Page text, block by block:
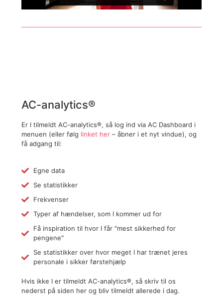
AC-analytics®
Er I tilmeldt AC-analytics®, så log ind via AC Dashboard i
menuen (eller følg linket her – åbner i et nyt vindue), og
få adgang til:
Egne data
Se statistikker
Frekvenser
Typer af hændelser, som I kommer ud for
Få inspiration til hvor I får "mest sikkerhed for
pengene"
Se statistikker over hvor meget I har trænet jeres
personale i sikker førstehjælp
Hvis ikke I er tilmeldt AC-analytics®, så skriv til os
nederst på siden her og bliv tilmeldt allerede i dag.